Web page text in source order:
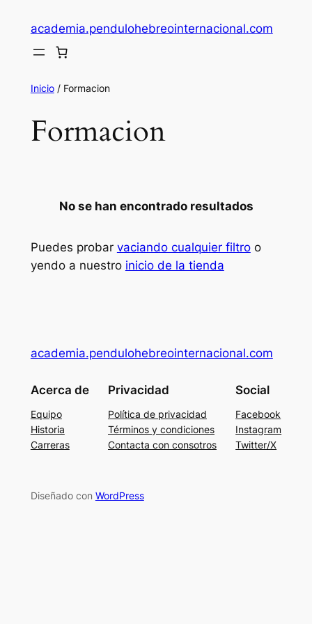
contenido
academia.pendulohebreointernacional.com
Inicio/ Formacion
Formacion
No se han encontrado resultados
Puedes probar vaciando cualquier filtroo
yendo a nuestro inicio de la tienda
academia.pendulohebreointernacional.com
Acerca de
Equipo
Historia
Carreras
Privacidad
Política de privacidad
Términos y condiciones
Contacta con consotros
Social
Facebook
Instagram
Twitter/X
Diseñado con WordPress